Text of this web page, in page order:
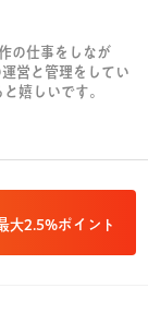
の仕事をしなが
営と管理をしてい
嬉しいです。
大2.5%ポイント